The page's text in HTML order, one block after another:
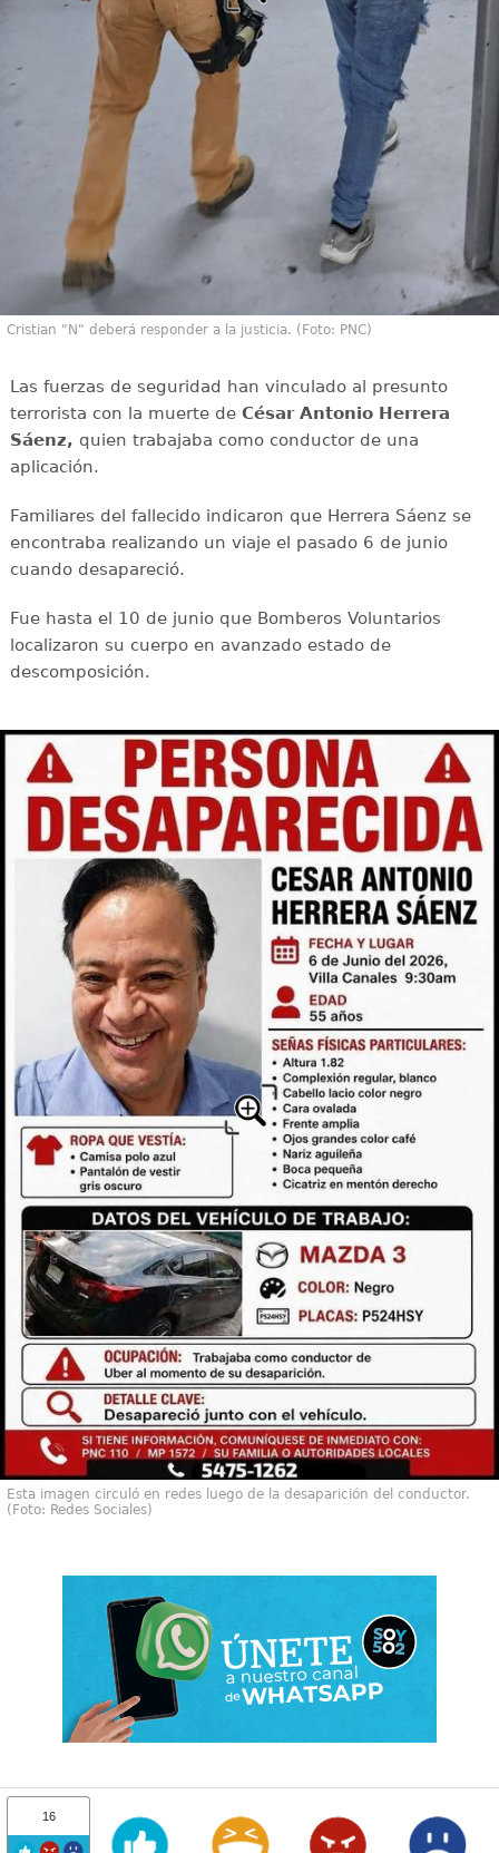
Cristian "N" deberá responder a la justicia. (Foto: PNC)
Las fuerzas de seguridad han vinculado al presunto
terrorista con la muerte de César Antonio Herrera
Sáenz, quien trabajaba como conductor de una
aplicación.
Familiares del fallecido indicaron que Herrera Sáenz se
encontraba realizando un viaje el pasado 6 de junio
cuando desapareció.
Fue hasta el 10 de junio que Bomberos Voluntarios
localizaron su cuerpo en avanzado estado de
descomposición.
Esta imagen circuló en redes luego de la desaparición del conductor.
(Foto: Redes Sociales)
16